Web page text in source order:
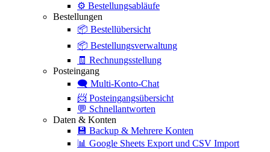
⚙️ Bestellungsabläufe
Bestellungen
📦 Bestellübersicht
📦 Bestellungsverwaltung
🧾 Rechnungsstellung
Posteingang
🗨️ Multi-Konto-Chat
📨 Posteingangsübersicht
💬 Schnellantworten
Daten & Konten
💾 Backup & Mehrere Konten
📊 Google Sheets Export und CSV Import